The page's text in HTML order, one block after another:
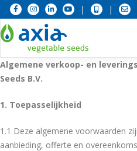
| |
Skip
to
Algemene verkoop- en
Seeds B.V.
1. Toepasselijkheid
1.1 Deze algemene voorwaarden
aanbieding, offerte en